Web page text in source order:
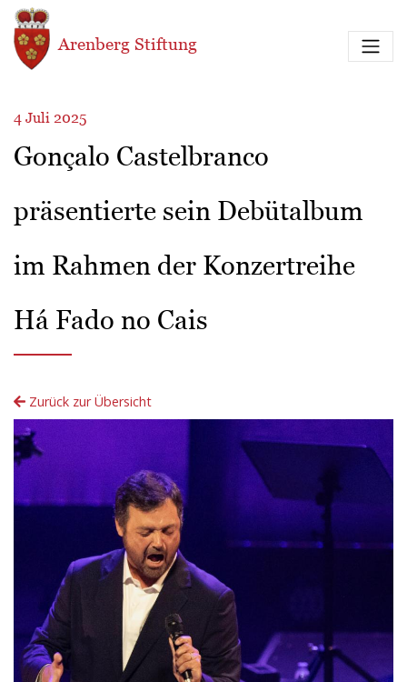
Direkt zum Inhalt
Arenberg Stiftung
4 Juli 2025
Gonçalo Castelbranco
präsentierte sein Debütalbum
im Rahmen der Konzertreihe
Há Fado no Cais
Zurück zur Übersicht